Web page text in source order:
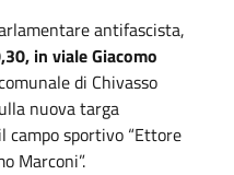
antifascista,
in viale Giacomo
di Chivasso
nuova targa
campo sportivo “Ettore
Marconi”.